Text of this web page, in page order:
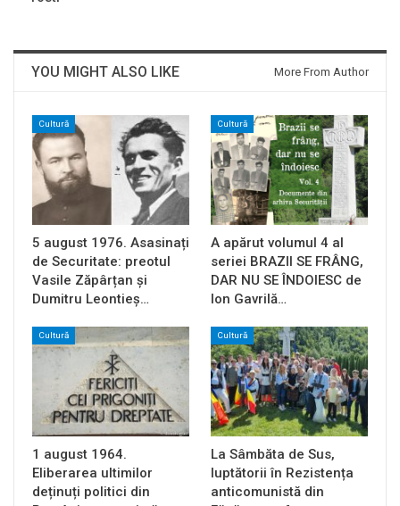
YOU MIGHT ALSO LIKE More From Author
Cultură
5 august 1976. Asasinați
de Securitate: preotul
Vasile Zăpârțan și
Dumitru Leontieș…
Cultură
A apărut volumul 4 al
seriei BRAZII SE FRÂNG,
DAR NU SE ÎNDOIESC de
Ion Gavrilă…
Cultură
1 august 1964.
Eliberarea ultimilor
deținuți politici din
Cultură
La Sâmbăta de Sus,
luptătorii în Rezistența
anticomunistă din